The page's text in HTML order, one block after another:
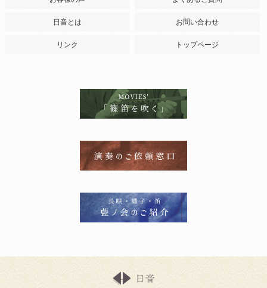
日音とは お問い合わせ
リンク トップページ